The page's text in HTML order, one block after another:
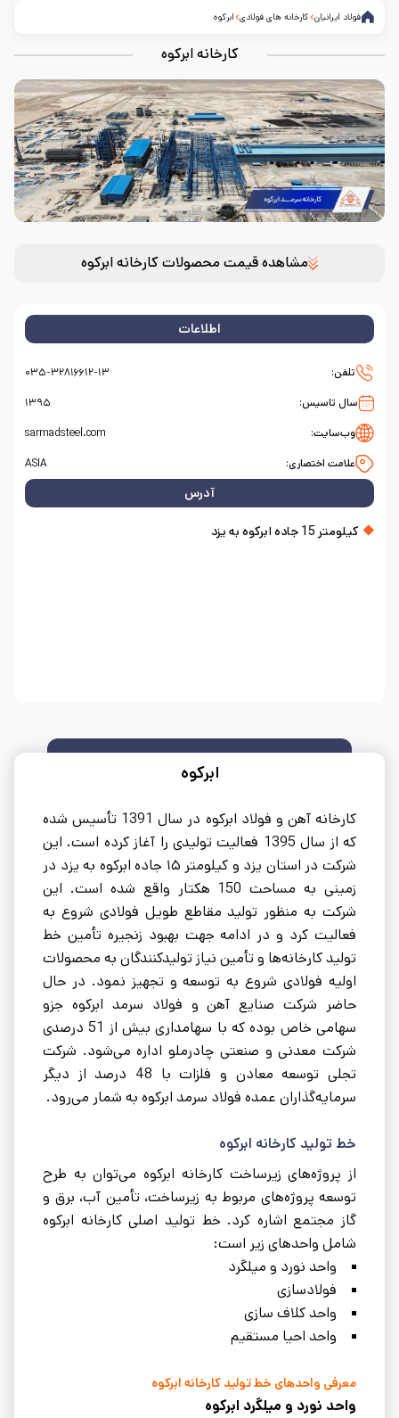
فولاد ایرانیان کارخانه های فولادی ابرکوه
کارخانه ابرکوه
مشاهده قیمت محصولات کارخانه ابرکوه
اطلاعات
تلفن:
۰۳۵-۳۲۸۱۶۶۱۲-۱۳
سال تاسیس:
۱۳۹۵
وب‌سایت:
sarmadsteel.com
علامت اختصاری:
ASIA
آدرس
کیلومتر 15 جاده ابرکوه به یزد
ابرکوه
کارخانه آهن و فولاد ابرکوه در سال 1391 تأسیس شده
که از سال 1395 فعالیت تولیدی را آغاز کرده است. این
شرکت در استان یزد و کیلومتر ۱۵ جاده ابرکوه به یزد در
زمینی به مساحت 150 هکتار واقع شده است. این
شرکت به منظور تولید مقاطع طویل فولادی شروع به
فعالیت کرد و در ادامه جهت بهبود زنجیره تأمین خط
تولید کارخانه‌ها و تأمین نیاز تولیدکنندگان به محصولات
اولیه فولادی شروع به توسعه و تجهیز نمود. در حال
حاضر شرکت صنایع آهن و فولاد سرمد ابرکوه جزو
سهامی خاص بوده که با سهامداری بیش از 51 درصدی
شرکت معدنی و صنعتی چادرملو اداره می‌شود. شرکت
تجلی توسعه معادن و فلزات با 48 درصد از دیگر
سرمایه‌گذاران عمده فولاد سرمد ابرکوه به شمار می‌رود.
خط تولید کارخانه ابرکوه
از پروژه‌های زیرساخت کارخانه ابرکوه می‌توان به طرح
توسعه پروژه‌های مربوط به زیرساخت، تأمین آب، برق و
گاز مجتمع اشاره کرد. خط تولید اصلی کارخانه ابرکوه
شامل واحدهای زیر است:
واحد نورد و میلگرد
فولادسازی
واحد کلاف سازی
واحد احیا مستقیم
معرفی واحدهای خط تولید کارخانه ابرکوه
واحد نورد و میلگرد ابرکوه